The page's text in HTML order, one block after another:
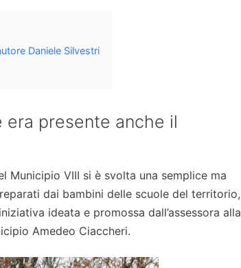
Daniele Silvestri
era presente anche il
Municipio VIII si è svolta una semplice ma
dai bambini delle scuole del territorio,
ideata e promossa dall’assessora alla
Amedeo Ciaccheri.